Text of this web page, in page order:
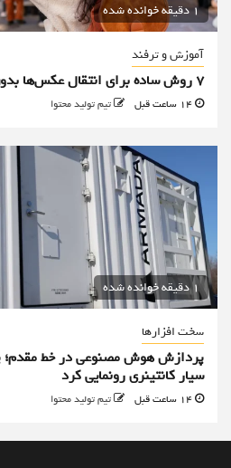
1 دقیقه خوانده شده
آموزش و ترفند
۷ روش ساده برای انتقال عکس‌ها بدون افت کیفیت
تیم تولید محتوا
1 دقیقه خوانده شده
سخت افزارها
پردازش هوش مصنوعی در خط مقدم؛
سیار کانتینری رونمایی کرد
تیم تولید محتوا